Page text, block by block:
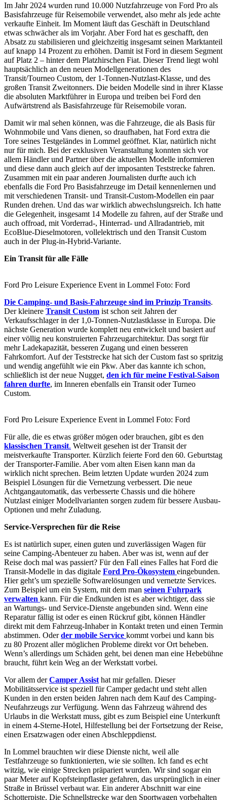
Im Jahr 2024 wurden rund 10.000 Nutzfahrzeuge von Ford Pro als
Basisfahrzeuge für Reisemobile verwendet, also mehr als jede achte
verkaufte Einheit. Im Moment läuft das Geschäft in Deutschland
etwas schwächer als im Vorjahr. Aber Ford hat es geschafft, den
Absatz zu stabilisieren und gleichzeitig insgesamt seinen Marktanteil
auf knapp 14 Prozent zu erhöhen. Damit ist Ford in diesem Segment
auf Platz 2 – hinter dem Platzhirschen Fiat. Dieser Trend liegt wohl
hauptsächlich an den neuen Modellgenerationen des
Transit/Tourneo Custom, der 1-Tonnen-Nutzlast-Klasse, und des
großen Transit Zweitonners. Die beiden Modelle sind in ihrer Klasse
die absoluten Marktführer in Europa und treiben bei Ford den
Aufwärtstrend als Basisfahrzeuge für Reisemobile voran.
Damit wir mal sehen können, was die Fahrzeuge, die als Basis für
Wohnmobile und Vans dienen, so draufhaben, hat Ford extra die
Tore seines Testgeländes in Lommel geöffnet. Klar, natürlich nicht
nur für mich. Bei der exklusiven Veranstaltung konnten sich vor
allem Händler und Partner über die aktuellen Modelle informieren
und diese dann auch gleich auf der imposanten Teststrecke fahren.
Zusammen mit ein paar anderen Journalisten durfte auch ich
ebenfalls die Ford Pro Basisfahrzeuge im Detail kennenlernen und
mit verschiedenen Transit- und Transit-Custom-Modellen ein paar
Runden drehen. Und das war wirklich abwechslungsreich. Ich hatte
die Gelegenheit, insgesamt 14 Modelle zu fahren, auf der Straße und
auch offroad, mit Vorderrad-, Hinterrad- und Allradantrieb, mit
EcoBlue-Dieselmotoren, vollelektrisch und den Transit Custom
auch in der Plug-in-Hybrid-Variante.
Ein Transit für alle Fälle
Ford Pro Leisure Experience Event in Lommel Foto: Ford
Die Camping- und Basis-Fahrzeuge sind im Prinzip Transits.
Der kleinere Transit Custom ist schon seit Jahren der
Verkaufsschlager in der 1,0-Tonnen-Nutzlastklasse in Europa. Die
nächste Generation wurde komplett neu entwickelt und basiert auf
einer völlig neu konstruierten Fahrzeugarchitektur. Das sorgt für
mehr Ladekapazität, besseren Zugang und einen besseren
Fahrkomfort. Auf der Teststrecke hat sich der Custom fast so spritzig
und wendig angefühlt wie ein Pkw. Aber das kannte ich schon,
schließlich ist der neue Nugget, den ich für meine Festival-Saison
fahren durfte, im Inneren ebenfalls ein Transit oder Turneo
Custom.
Ford Pro Leisure Experience Event in Lommel Foto: Ford
Für alle, die es etwas größer mögen oder brauchen, gibt es den
klassischen Transit. Weltweit gesehen ist der Transit der
meistverkaufte Transporter. Kürzlich feierte Ford den 60. Geburtstag
der Transporter-Familie. Aber vom alten Eisen kann man da
wirklich nicht sprechen. Beim letzten Update wurden 2024 zum
Beispiel Lösungen für die Vernetzung verbessert. Die neue
Achtgangautomatik, das verbesserte Chassis und die höhere
Nutzlast einiger Modellvarianten sorgen zudem für bessere Ausbau-
Optionen und mehr Zuladung.
Service-Versprechen für die Reise
Es ist natürlich super, einen guten und zuverlässigen Wagen für
seine Camping-Abenteuer zu haben. Aber was ist, wenn auf der
Reise doch mal was passiert? Für den Fall eines Falles hat Ford die
Transit-Modelle in das digitale Ford Pro-Ökosystem eingebunden.
Hier geht’s um spezielle Softwarelösungen und vernetzte Services.
Zum Beispiel um ein System, mit dem man seinen Fuhrpark
verwalten kann. Für die Endkunden ist es aber wichtiger, dass sie
an Wartungs- und Service-Dienste angebunden sind. Wenn eine
Reparatur fällig ist oder es einen Rückruf gibt, können Händler
direkt mit dem Fahrzeug-Inhaber in Kontakt treten und einen Termin
abstimmen. Oderder mobile Service kommt vorbei und kann bis
zu 80 Prozent aller möglichen Probleme direkt vor Ort beheben.
Wenn’s allerdings um Schäden geht, bei denen man eine Hebebühne
braucht, führt kein Weg an der Werkstatt vorbei.
Vor allem derCamper Assist hat mir gefallen. Dieser
Mobilitätsservice ist speziell für Camper gedacht und steht allen
Kunden in den ersten beiden Jahren nach dem Kauf des Camping-
Neufahrzeugs zur Verfügung. Wenn das Fahrzeug während des
Urlaubs in die Werkstatt muss, gibt es zum Beispiel eine Unterkunft
in einem 4-Sterne-Hotel, Hilfestellung bei der Fortsetzung der Reise,
einen Ersatzwagen oder einen Abschleppdienst.
In Lommel brauchten wir diese Dienste nicht, weil alle
Testfahrzeuge so funktionierten, wie sie sollten. Ich fand es echt
witzig, wie einige Strecken präpariert wurden. Wir sind sogar ein
paar Meter auf Kopfsteinpflaster gefahren, das ursprünglich in einer
Straße in Brüssel verbaut war. Ein anderer Abschnitt war eine
Schotterpiste. Die Schnellstrecke war den Sportwagen vorbehalten